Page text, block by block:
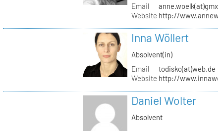
Email
Website http://
Inna Wöllert
Absolvent(in)
Email
todisko(at)web.de
Website http://
Daniel Wolter
Absolvent